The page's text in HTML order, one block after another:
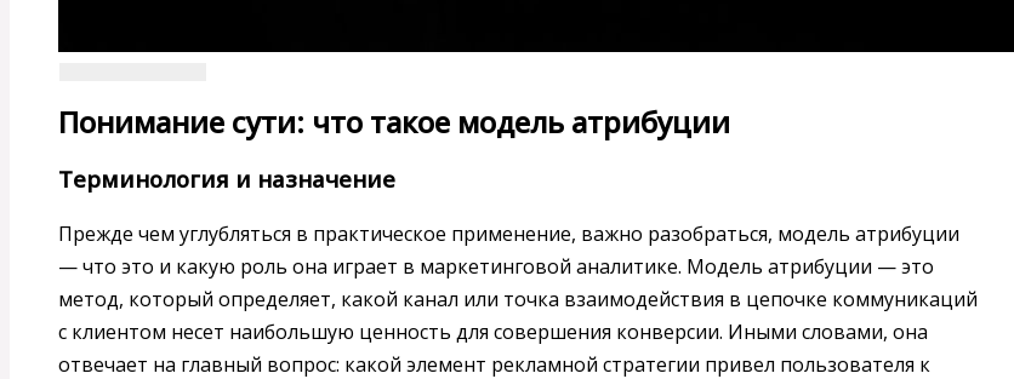
Понимание сути: что такое модель атрибуции
Терминология и назначение
Прежде чем углубляться в практическое применение, важно разобраться, модель атрибуции
— что это и какую роль она играет в маркетинговой аналитике. Модель атрибуции — это
метод, который определяет, какой канал или точка взаимодействия в цепочке коммуникаций
с клиентом несет наибольшую ценность для совершения конверсии. Иными словами, она
отвечает на главный вопрос: какой элемент рекламной стратегии привел пользователя к